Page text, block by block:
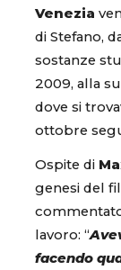
Venezia
di Stefano,
sostanze
2009, alla
dove si
ottobre
Ospite di
genesi del
lavoro: “
facendo